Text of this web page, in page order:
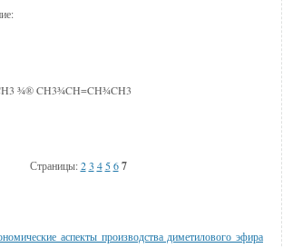
¾® CH3¾CH=CH¾CH3
Страницы:2 3 4 5 6 7
аспекты производства диметилового эфира